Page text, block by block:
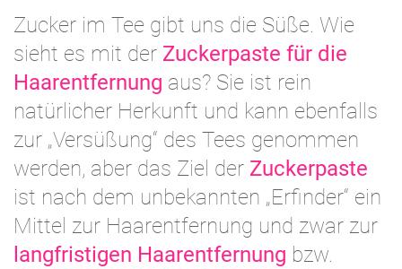
Zucker im Tee gibt uns die Süße. Wie
sieht es mit der Zuckerpaste für die
Haarentfernung aus? Sie ist rein
natürlicher Herkunft und kann ebenfalls
zur „Versüßung“ des Tees genommen
werden, aber das Ziel der Zuckerpaste
ist nach dem unbekannten „Erfinder“ ein
Mittel zur Haarentfernung und zwar zur
langfristigen Haarentfernung bzw.